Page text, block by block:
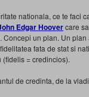
nationala, ce te faci
Edgar Hoovercare
un plan. Un
fata de stat si
= credincios).
de credinta, de la